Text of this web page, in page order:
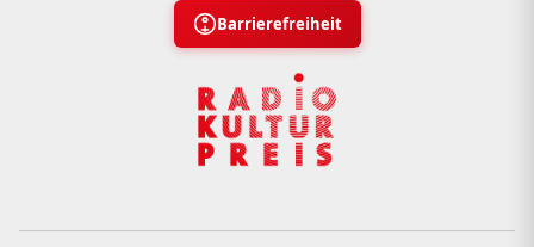
Barrierefreiheit